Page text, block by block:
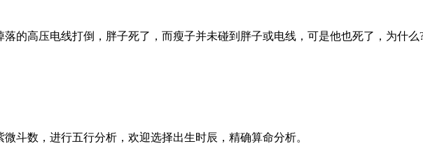
的高压电线打倒，胖子死了，而瘦子并未碰到胖子或电线，可是他也死了，为什
斗数，进行五行分析，欢迎选择出生时辰，精确算命分析。